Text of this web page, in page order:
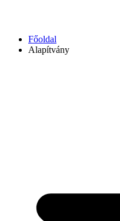
Főoldal
Alapítvány